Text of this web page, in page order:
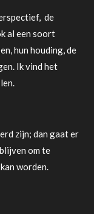
de
al een soort
hun houding, de
Ik vind het
zijn; dan gaat er
om te
worden.